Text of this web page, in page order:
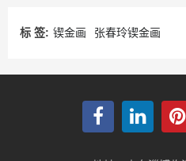
标 签: 锲金画 张春玲锲金画